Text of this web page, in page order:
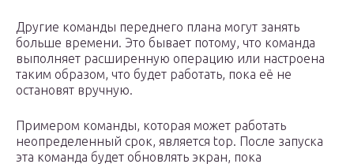
Другие команды переднего плана могут занять
больше времени. Это бывает потому, что команда
выполняет расширенную операцию или настроена
таким образом, что будет работать, пока её не
остановят вручную.
Примером команды, которая может работать
неопределенный срок, является top. После запуска
эта команда будет обновлять экран, пока